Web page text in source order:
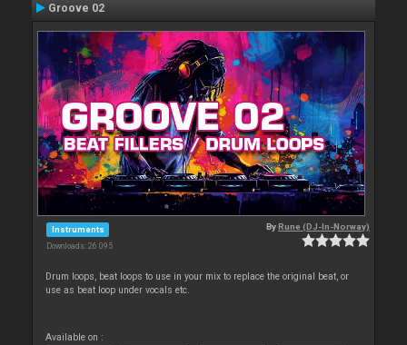
Groove 02
Instruments
Downloads: 26 095
ByRune (DJ-In-Norway)
Drum loops, beat loops to use in your mix to replace the original beat, or
use as beat loop under vocals etc.
Available on :